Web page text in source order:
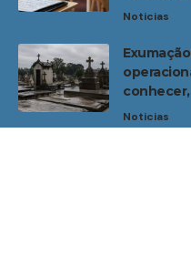
Noticias
Noticias